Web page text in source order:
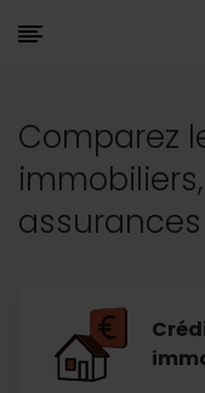
Comparez
assurances